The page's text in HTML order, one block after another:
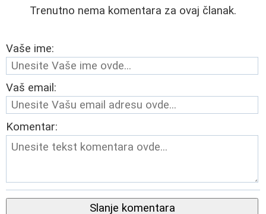
Trenutno nema komentara za ovaj članak.
Vaše ime:
Vaš email:
Komentar:
Slanje komentara